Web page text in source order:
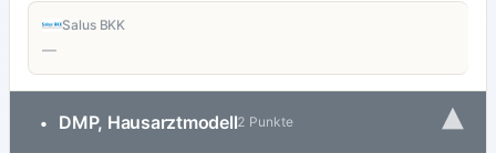
Salus BKK
—
• DMP, Hausarztmodell2 Punkte ▾